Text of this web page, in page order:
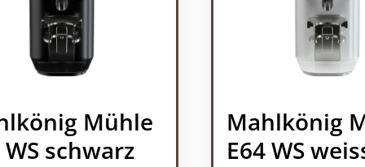
Mühle
WS schwarz
Mahlkönig
E64 WS